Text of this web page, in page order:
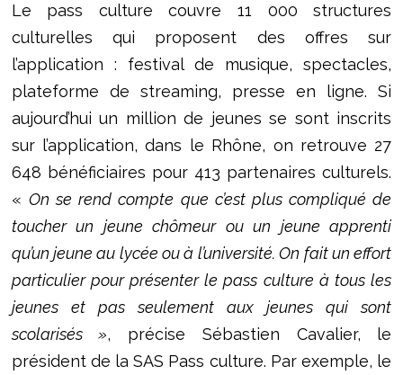
Le pass culture couvre 11 000 structures
culturelles qui proposent des offres sur
l’application : festival de musique, spectacles,
plateforme de streaming, presse en ligne. Si
aujourd’hui un million de jeunes se sont inscrits
sur l’application, dans le Rhône, on retrouve 27
648 bénéficiaires pour 413 partenaires culturels.
« On se rend compte que c’est plus compliqué de
toucher un jeune chômeur ou un jeune apprenti
qu’un jeune au lycée ou à l’université. On fait un effort
particulier pour présenter le pass culture à tous les
jeunes et pas seulement aux jeunes qui sont
scolarisés », précise Sébastien Cavalier, le
président de la SAS Pass culture. Par exemple, le